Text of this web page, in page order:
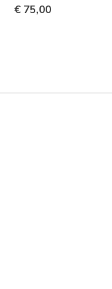
€ 75,00